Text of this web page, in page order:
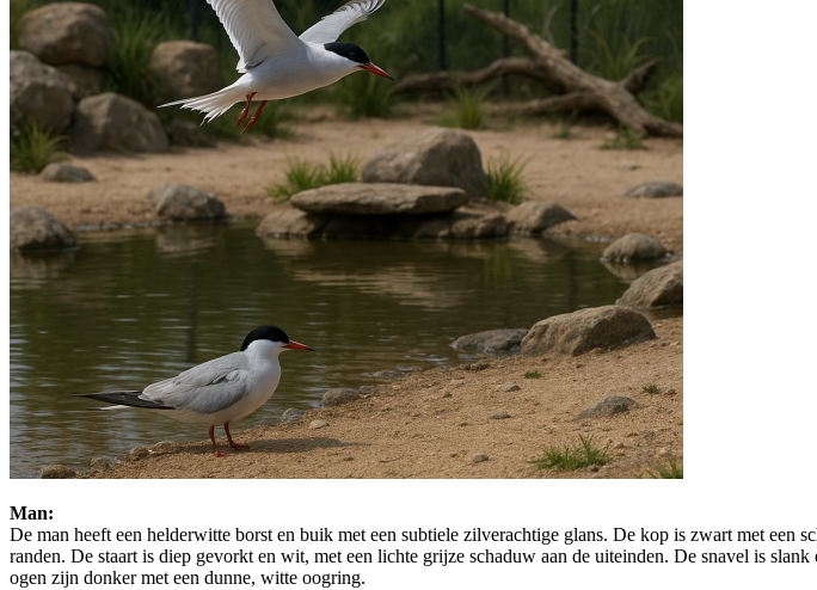
Man:
De man heeft een helderwitte borst en buik met een subtiele zilverachtige glans. De kop is zwart met
randen. De staart is diep gevorkt en wit, met een lichte grijze schaduw aan de uiteinden. De snavel is
ogen zijn donker met een dunne, witte oogring.